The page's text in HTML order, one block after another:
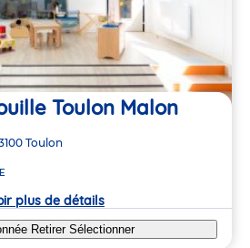
Toulon Malon
Toulon
plus de détails
Retirer Sélectionner